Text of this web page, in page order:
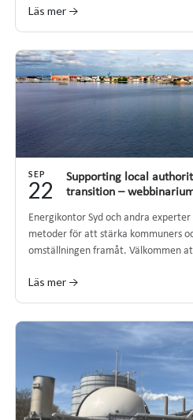
Läs mer →
SEP
22
Supporting local
transition –
Energikontor Syd och andra
metoder för att stärka kommuners
omställningen framåt. Välkommen
Läs mer →